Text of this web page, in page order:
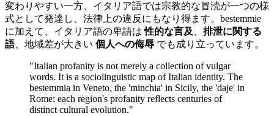
変わりやすい一方、イタリア語では宗教的な冒涜が一つの様
式として発達し、法律上の違反にもなり得ます。bestemmie
に加えて、イタリア語の卑語は性的な言及、 排泄に関する
語、地域差が大きい 個人への侮辱 でも成り立っています。
"Italian profanity is not merely a collection of vulgar
words. It is a sociolinguistic map of Italian identity. The
bestemmia in Veneto, the 'minchia' in Sicily, the 'daje' in
Rome: each region's profanity reflects centuries of
distinct cultural evolution."